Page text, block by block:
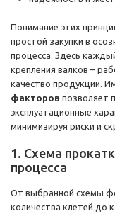
Понимание этих
простой закупки в
процесса. Здесь
крепления валков –
качество продукции.
факторов позволяет
эксплуатационные
минимизируя риски и
1. Схема
процесса
От выбранной схемы
количества клетей до